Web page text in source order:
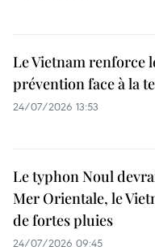
Le Vietnam renforce
prévention face à la
24/07/2026 13:53
Le typhon Noul
Mer Orientale, le
de fortes pluies
24/07/2026 09:45